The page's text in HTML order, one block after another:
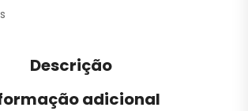
Descrição
adicional